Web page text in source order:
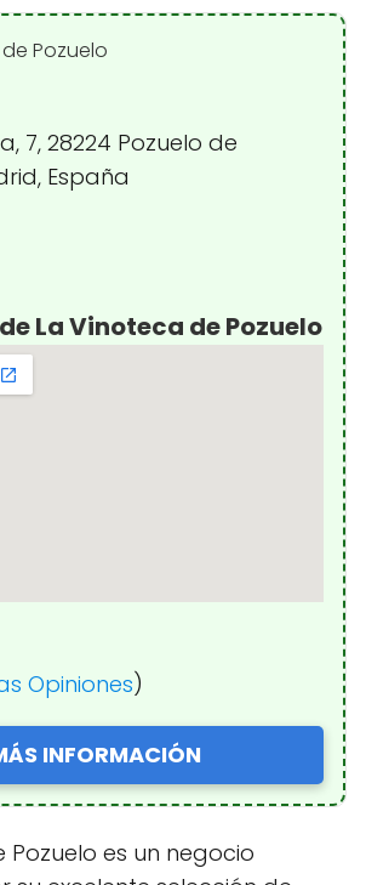
7, 28224 Pozuelo de
España
La Vinoteca de Pozuelo
Opiniones)
INFORMACIÓN
Pozuelo es un negocio